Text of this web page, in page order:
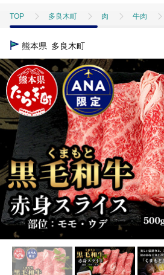
TOP 多良木町 肉 牛肉
TOP
TOP ANAオリジナル ANA限定返
TOP 肉 【ANA限定】くまもと黒
TOP 肉 牛肉 【ANA限定
TOP 肉 牛肉 黒毛和牛
熊本県 多良木町